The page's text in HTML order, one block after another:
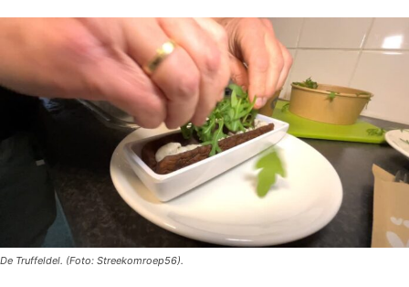
De Truffeldel. (Foto: Streekomroep56).